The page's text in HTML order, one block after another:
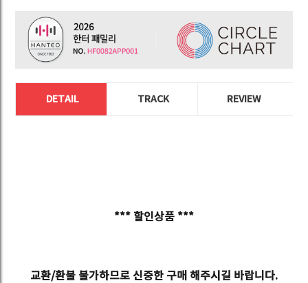
DETAIL TRACK REVIEW
*** 할인상품 ***
교환/환불 불가하므로 신중한 구매 해주시길 바랍니다.